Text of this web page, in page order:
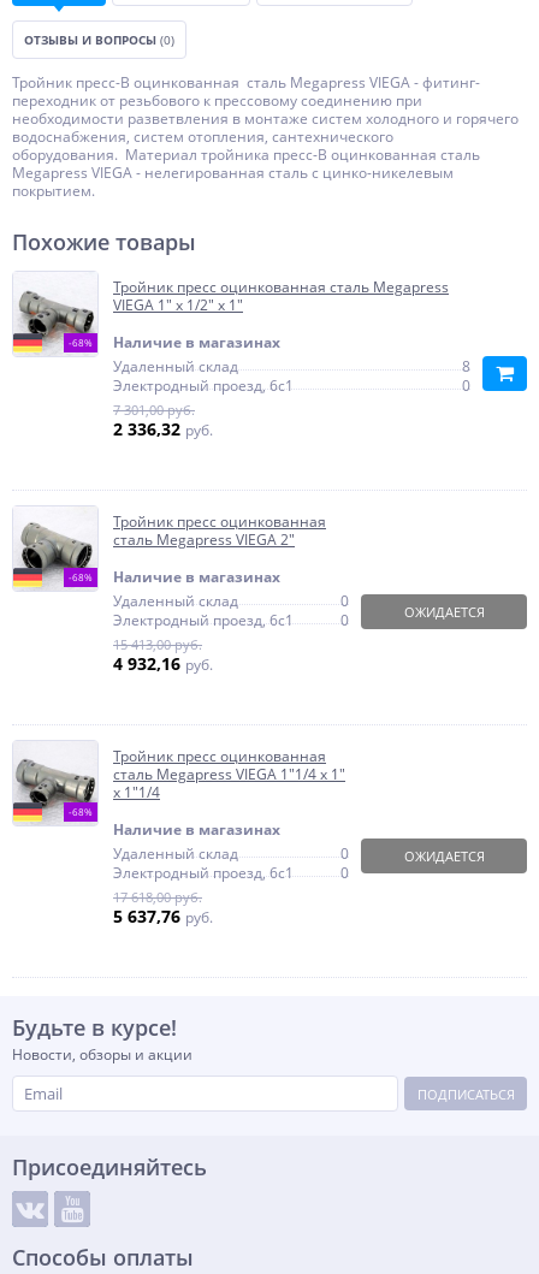
ОТЗЫВЫ И ВОПРОСЫ (0)
Тройник пресс-В оцинкованная сталь Megapress VIEGA - фитинг-
переходник от резьбового к прессовому соединению при
необходимости разветвления в монтаже систем холодного и горячего
водоснабжения, систем отопления, сантехнического
оборудования. Материал тройника пресс-В оцинкованная сталь
Megapress VIEGA - нелегированная сталь с цинко-никелевым
покрытием.
Похожие товары
-68%
Тройник пресс оцинкованная сталь Megapress
VIEGA 1" х 1/2" х 1"
Наличие в магазинах
Удаленный склад
8
Электродный проезд, 6с1
0
7 301,00 руб.
2 336,32 руб.
-68%
Тройник пресс оцинкованная
сталь Megapress VIEGA 2"
Наличие в магазинах
Удаленный склад
0
Электродный проезд, 6с1
0
15 413,00 руб.
4 932,16 руб.
ОЖИДАЕТСЯ
-68%
Тройник пресс оцинкованная
сталь Megapress VIEGA 1"1/4 х 1"
х 1"1/4
Наличие в магазинах
Удаленный склад
0
Электродный проезд, 6с1
0
17 618,00 руб.
5 637,76 руб.
ОЖИДАЕТСЯ
Будьте в курсе!
Новости, обзоры и акции
ПОДПИСАТЬСЯ
Присоединяйтесь
Способы оплаты